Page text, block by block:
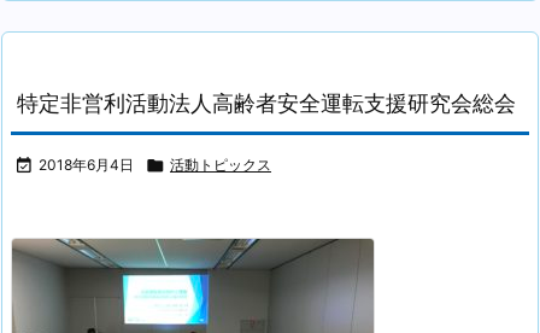
特定非営利活動法人高齢者安全運転支援研究会総会
 2018年6月4日  活動トピックス